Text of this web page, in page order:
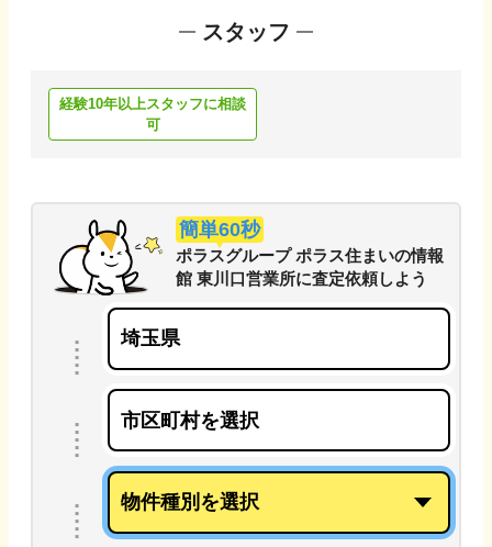
スタッフ
経験10年以上スタッフに相談
可
簡単60秒
ポラスグループ ポラス住まいの情報
館 東川口営業所に査定依頼しよう